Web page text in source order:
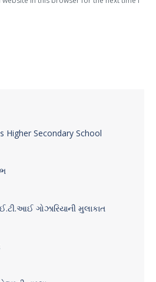
Higher Secondary School
ગોઝારિયાની મુલાકાત